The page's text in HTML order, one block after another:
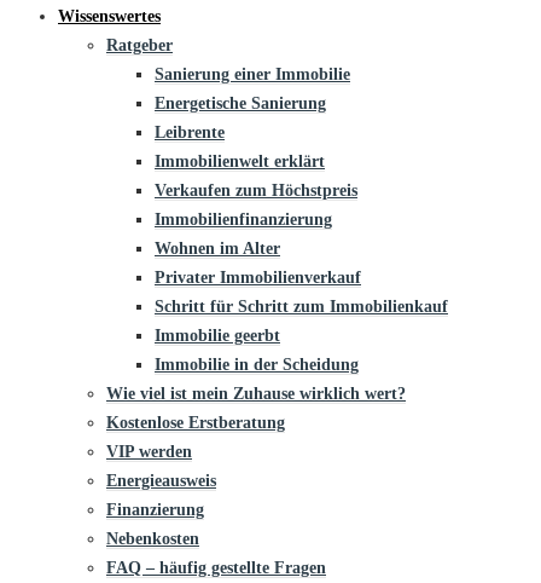
Wissenswertes
Ratgeber
Sanierung einer Immobilie
Energetische Sanierung
Leibrente
Immobilienwelt erklärt
Verkaufen zum Höchstpreis
Immobilienfinanzierung
Wohnen im Alter
Privater Immobilienverkauf
Schritt für Schritt zum Immobilienkauf
Immobilie geerbt
Immobilie in der Scheidung
Wie viel ist mein Zuhause wirklich wert?
Kostenlose Erstberatung
VIP werden
Energieausweis
Finanzierung
Nebenkosten
FAQ – häufig gestellte Fragen